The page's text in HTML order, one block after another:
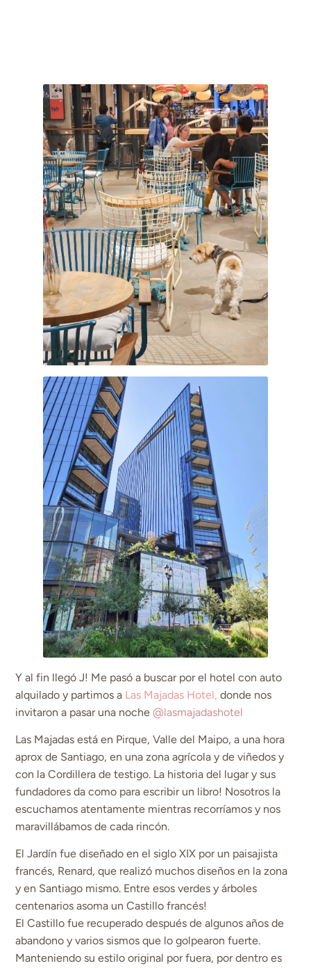
Y al fin llegó J! Me pasó a buscar por el hotel con auto
alquilado y partimos a Las Majadas Hotel, donde nos
invitaron a pasar una noche@lasmajadashotel
Las Majadas está en Pirque, Valle del Maipo, a una hora
aprox de Santiago, en una zona agrícola y de viñedos y
con la Cordillera de testigo. La historia del lugar y sus
fundadores da como para escribir un libro! Nosotros la
escuchamos atentamente mientras recorríamos y nos
maravillábamos de cada rincón.
El Jardín fue diseñado en el siglo XIX por un paisajista
francés, Renard, que realizó muchos diseños en la zona
y en Santiago mismo. Entre esos verdes y árboles
centenarios asoma un Castillo francés!
El Castillo fue recuperado después de algunos años de
abandono y varios sismos que lo golpearon fuerte.
Manteniendo su estilo original por fuera, por dentro es